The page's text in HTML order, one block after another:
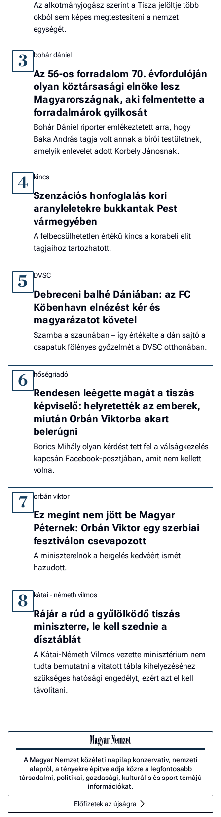
Az alkotmányjogász szerint a Tisza jelöltje több
okból sem képes megtestesíteni a nemzet
egységét.
3 bohár dániel
Az 56-os forradalom 70. évfordulóján
olyan köztársasági elnöke lesz
Magyarországnak, aki felmentette a
forradalmárok gyilkosát
Bohár Dániel riporter emlékeztetett arra, hogy
Baka András tagja volt annak a bírói testületnek,
amelyik enlevelet adott Korbely Jánosnak.
4 kincs
Szenzációs honfoglalás kori
aranyleletekre bukkantak Pest
vármegyében
A felbecsülhetetlen értékű kincs a korabeli elit
tagjaihoz tartozhatott.
5 DVSC
Debreceni balhé Dániában: az FC
Köbenhavn elnézést kér és
magyarázatot követel
Szamba a szaunában – így értékelte a dán sajtó a
csapatuk fölényes győzelmét a DVSC otthonában.
6 hőségriadó
Rendesen leégette magát a tiszás
képviselő: helyretették az emberek,
miután Orbán Viktorba akart
belerúgni
Borics Mihály olyan kérdést tett fel a válságkezelés
kapcsán Facebook-posztjában, amit nem kellett
volna.
7 orbán viktor
Ez megint nem jött be Magyar
Péternek: Orbán Viktor egy szerbiai
fesztiválon csevapozott
A miniszterelnök a hergelés kedvéért ismét
hazudott.
8 kátai - németh vilmos
Rájár a rúd a gyűlölködő tiszás
miniszterre, le kell szednie a
dísztáblát
A Kátai-Németh Vilmos vezette minisztérium nem
tudta bemutatni a vitatott tábla kihelyezéséhez
szükséges hatósági engedélyt, ezért azt el kell
távolítani.
A Magyar Nemzet közéleti napilap konzervatív, nemzeti
alapról, a tényekre építve adja közre a legfontosabb
társadalmi, politikai, gazdasági, kulturális és sport témájú
információkat.
Előfizetek az újságra